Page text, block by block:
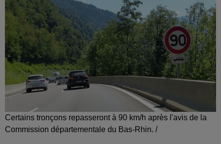
Certains tronçons repasseront à 90 km/h après l'avis de la
Commission départementale du Bas-Rhin. /